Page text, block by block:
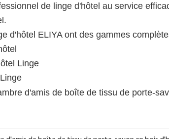
de linge d'hôtel au service
d'hôtel ELIYA ont des gammes
Linge